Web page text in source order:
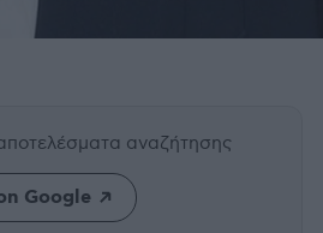
αναζήτησης
Google